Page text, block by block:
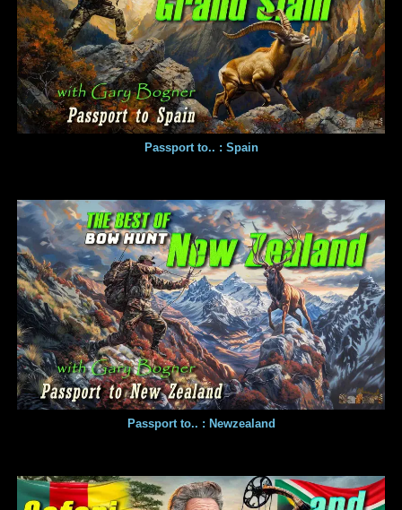
Passport to.. : Spain
Passport to.. : Newzealand